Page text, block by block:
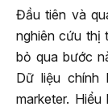
Đầu tiên và
nghiên cứu thị
bỏ qua bước
Dữ liệu chính
marketer.